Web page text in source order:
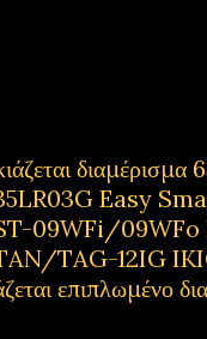
διαμέρισμα
Easy
09WFi/09WFo
TAG-12IG
επιπλωμένο